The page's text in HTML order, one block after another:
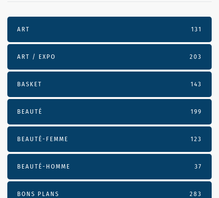
ART 131
ART / EXPO 203
BASKET 143
BEAUTÉ 199
BEAUTÉ-FEMME 123
BEAUTÉ-HOMME 37
BONS PLANS 283